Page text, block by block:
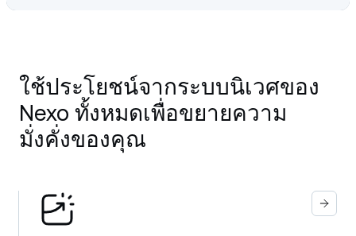
ใช้ประโยชน์จากระบบนิเวศของ
Nexo ทั้งหมดเพื่อขยายความ
มั่งคั่งของคุณ